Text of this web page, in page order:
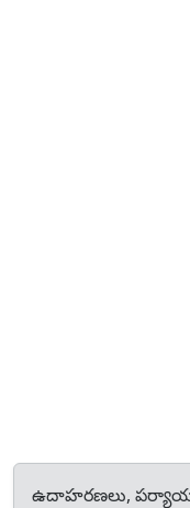
ఉదాహరణలు,